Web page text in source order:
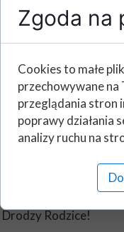
ZAPRASZAMY
Drodzy Rodzice!
Zgoda na
Cookies to małe
przechowywane na
przeglądania stron
poprawy działania
analizy ruchu na